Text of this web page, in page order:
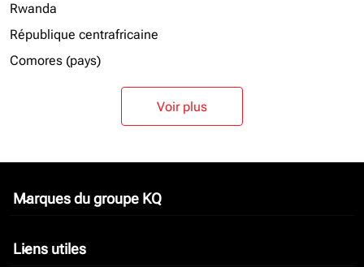
Rwanda
République centrafricaine
Comores (pays)
Voir plus
Marques du groupe KQ
keyboard_arrow_down
Liens utiles
keyboard_arrow_down